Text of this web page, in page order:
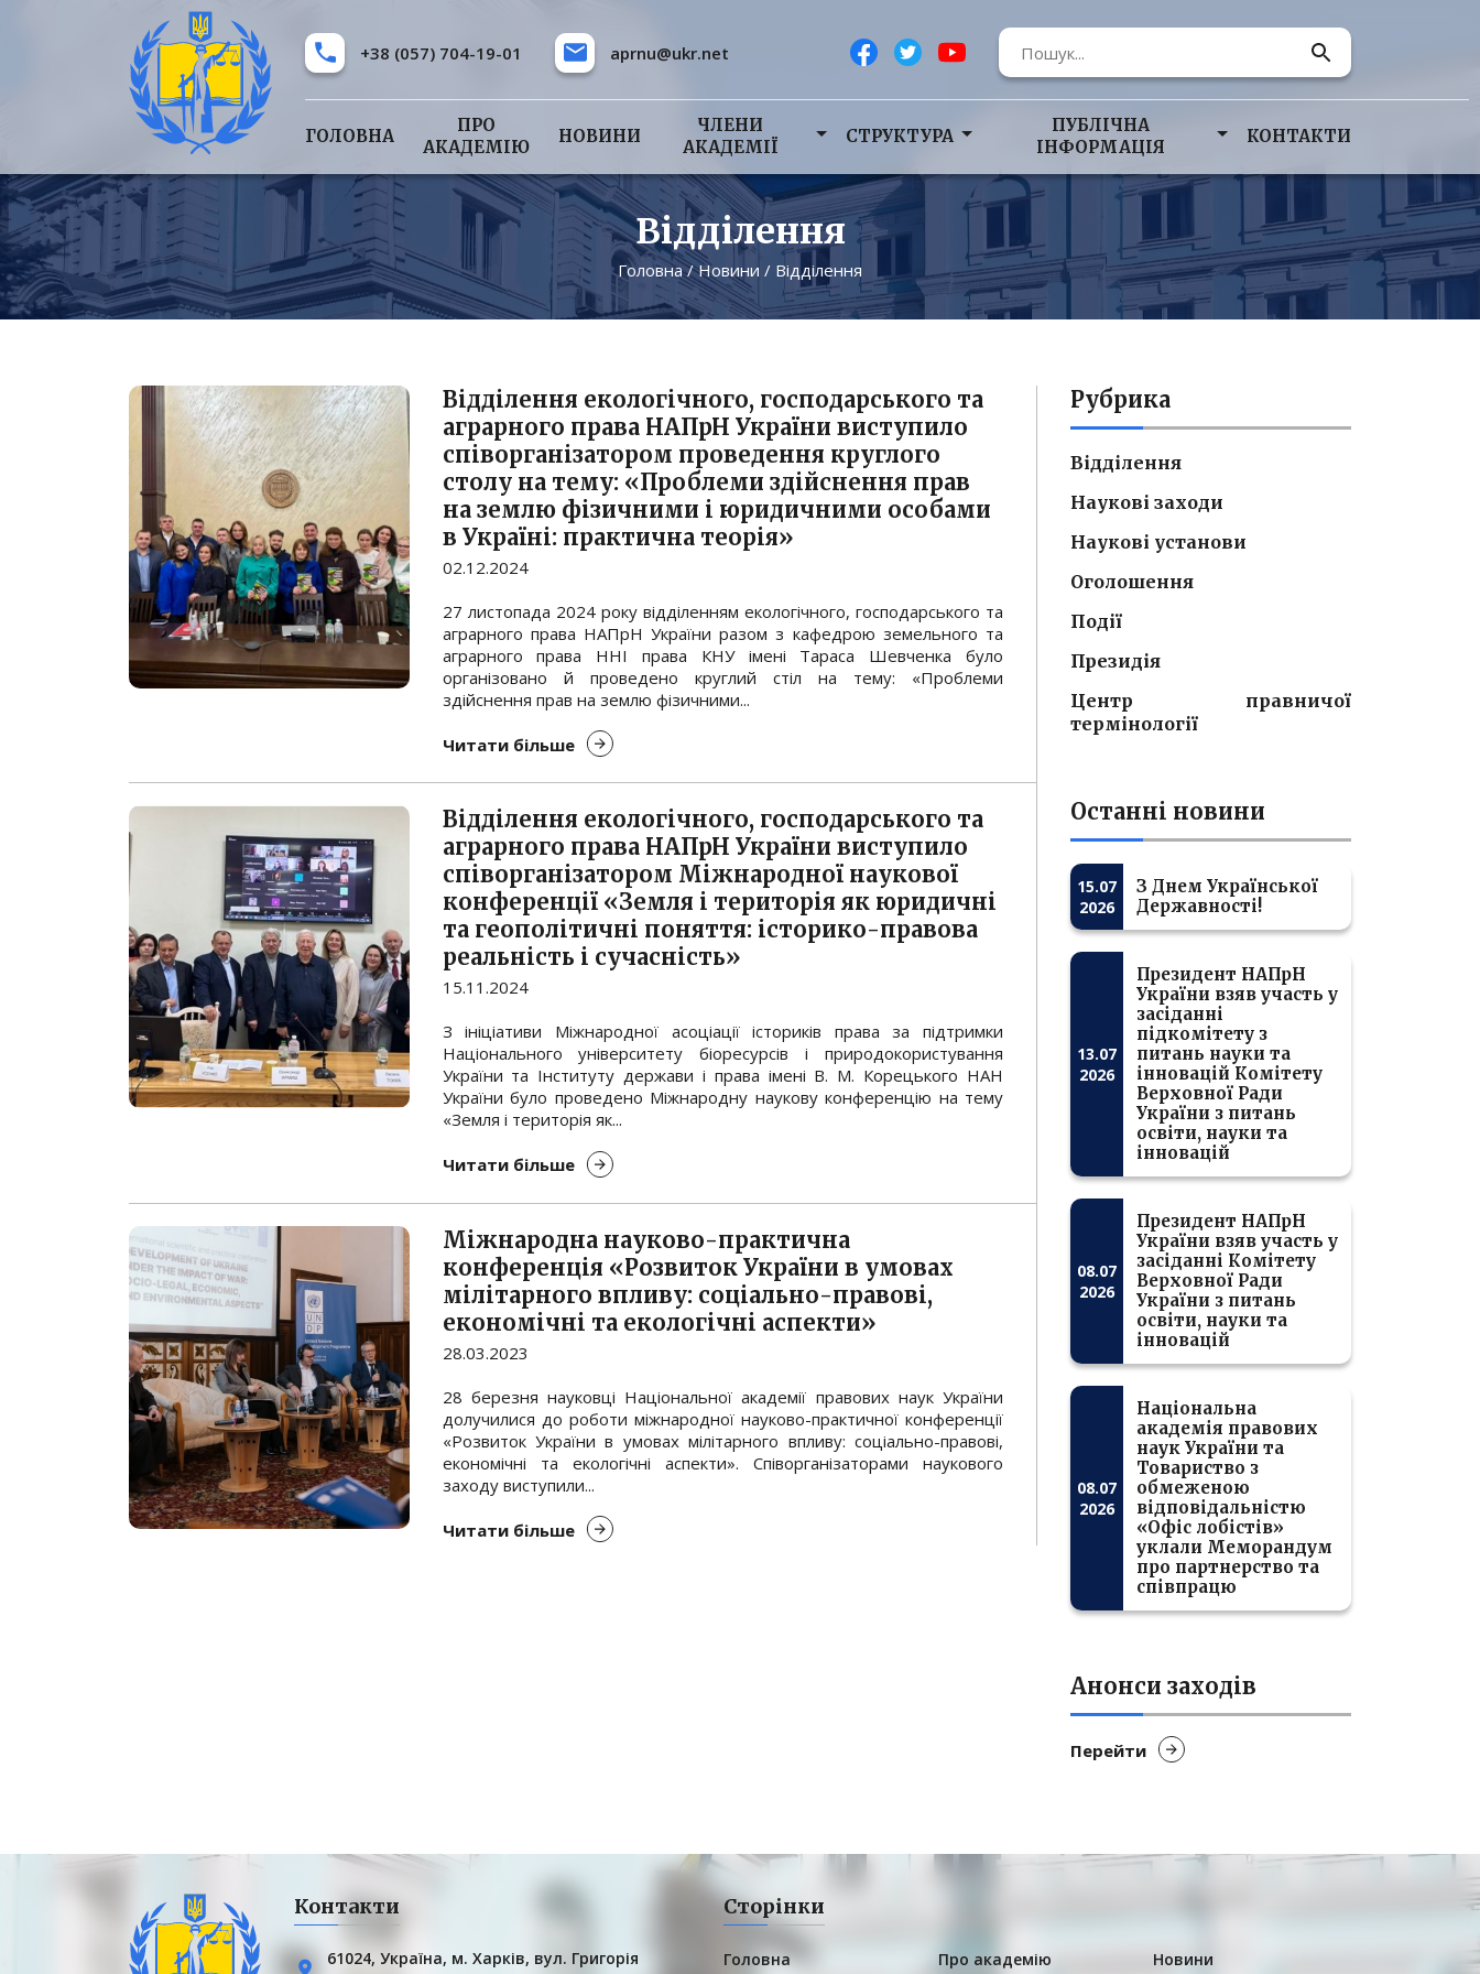
+38 (057) 704-19-01 aprnu@ukr.net
ГОЛОВНА
ПРО
АКАДЕМІЮ
НОВИНИ
ЧЛЕНИ
АКАДЕМІЇ
СТРУКТУРА
ПУБЛІЧНА
ІНФОРМАЦІЯ
КОНТАКТИ
Відділення
Головна/Новини / Відділення
Відділення екологічного, господарського та
аграрного права НАПрН України виступило
співорганізатором проведення круглого
столу на тему: «Проблеми здійснення прав
на землю фізичними і юридичними особами
в Україні: практична теорія»
02.12.2024
27 листопада 2024 року відділенням екологічного, господарського та
аграрного права НАПрН України разом з кафедрою земельного та
аграрного права ННІ права КНУ імені Тараса Шевченка було
організовано й проведено круглий стіл на тему: «Проблеми
здійснення прав на землю фізичними...
Читати більше
Відділення екологічного, господарського та
аграрного права НАПрН України виступило
співорганізатором Міжнародної наукової
конференції «Земля і територія як юридичні
та геополітичні поняття: історико-правова
реальність і сучасність»
15.11.2024
З ініціативи Міжнародної асоціації істориків права за підтримки
Національного університету біоресурсів і природокористування
України та Інституту держави і права імені В. М. Корецького НАН
України було проведено Міжнародну наукову конференцію на тему
«Земля і територія як...
Читати більше
Міжнародна науково-практична
конференція «Розвиток України в умовах
мілітарного впливу: соціально-правові,
економічні та екологічні аспекти»
28.03.2023
28 березня науковці Національної академії правових наук України
долучилися до роботи міжнародної науково-практичної конференції
«Розвиток України в умовах мілітарного впливу: соціально-правові,
економічні та екологічні аспекти». Співорганізаторами наукового
заходу виступили...
Читати більше
Рубрика
Відділення
Наукові заходи
Наукові установи
Оголошення
Події
Президія
Центр правничої
термінології
Останні новини
15.07
2026
З Днем Української
Державності!
13.07
2026
Президент НАПрН
України взяв участь у
засіданні
підкомітету з
питань науки та
інновацій Комітету
Верховної Ради
України з питань
освіти, науки та
інновацій
08.07
2026
Президент НАПрН
України взяв участь у
засіданні Комітету
Верховної Ради
України з питань
освіти, науки та
інновацій
08.07
2026
Національна
академія правових
наук України та
Товариство з
обмеженою
відповідальністю
«Офіс лобістів»
уклали Меморандум
про партнерство та
співпрацю
Анонси заходів
Перейти
Контакти
61024, Українa, м. Харків, вул. Григорія
Сторінки
Головна Про академію Новини